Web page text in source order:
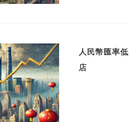
人民幣匯率
店